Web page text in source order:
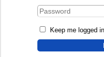
Keep me logged in